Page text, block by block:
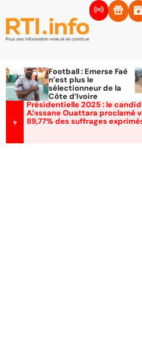
Football : Emerse Faé
n’est plus le
sélectionneur de la
Côte d’Ivoire
Présidentielle 2025 : le
Alassane Ouattara proclamé
89,77% des suffrages